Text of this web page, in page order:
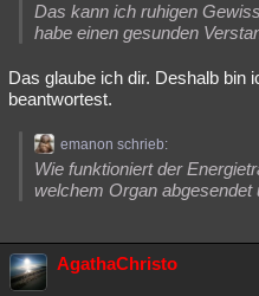
Das kann ich ruhigen
habe einen gesunden
Das glaube ich dir. Deshalb bin
beantwortest.
emanon schrieb:
Wie funktioniert der
welchem Organ
AgathaChristo